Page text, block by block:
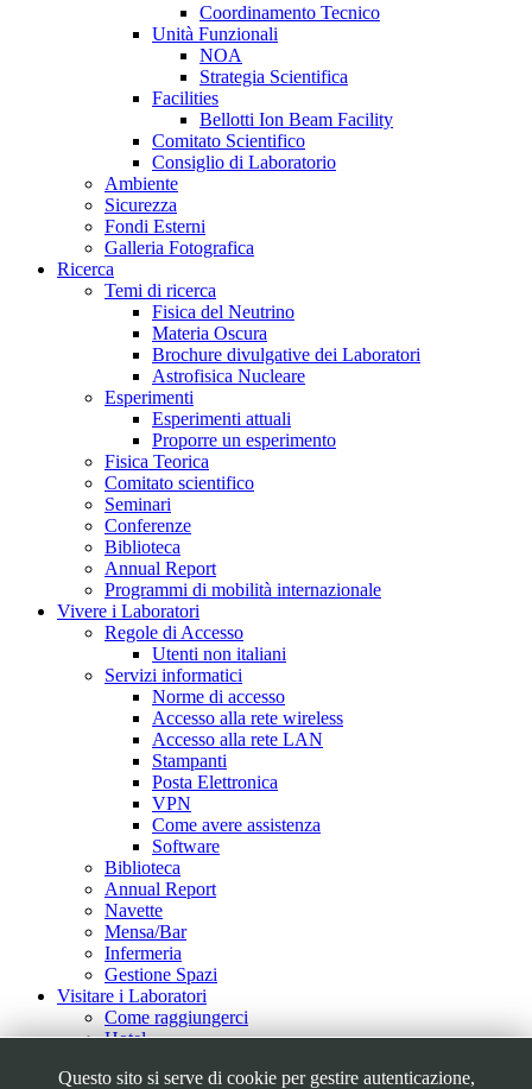
Coordinamento Tecnico
Unità Funzionali
NOA
Strategia Scientifica
Facilities
Bellotti Ion Beam Facility
Comitato Scientifico
Consiglio di Laboratorio
Ambiente
Sicurezza
Fondi Esterni
Galleria Fotografica
Ricerca
Temi di ricerca
Fisica del Neutrino
Materia Oscura
Brochure divulgative dei Laboratori
Astrofisica Nucleare
Esperimenti
Esperimenti attuali
Proporre un esperimento
Fisica Teorica
Comitato scientifico
Seminari
Conferenze
Biblioteca
Annual Report
Programmi di mobilità internazionale
Vivere i Laboratori
Regole di Accesso
Utenti non italiani
Servizi informatici
Norme di accesso
Accesso alla rete wireless
Accesso alla rete LAN
Stampanti
Posta Elettronica
VPN
Come avere assistenza
Software
Biblioteca
Annual Report
Navette
Mensa/Bar
Infermeria
Gestione Spazi
Visitare i Laboratori
Come raggiungerci
Hotel
Tour Virtuale
Questo sito si serve di cookie per gestire autenticazione,